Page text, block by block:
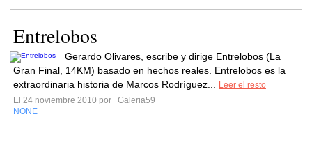
Entrelobos
Gerardo Olivares, escribe y dirige Entrelobos (La
Gran Final, 14KM) basado en hechos reales. Entrelobos es la
extraordinaria historia de Marcos Rodríguez...
Leer el resto
El 24 noviembre 2010 por
Galeria59
NONE